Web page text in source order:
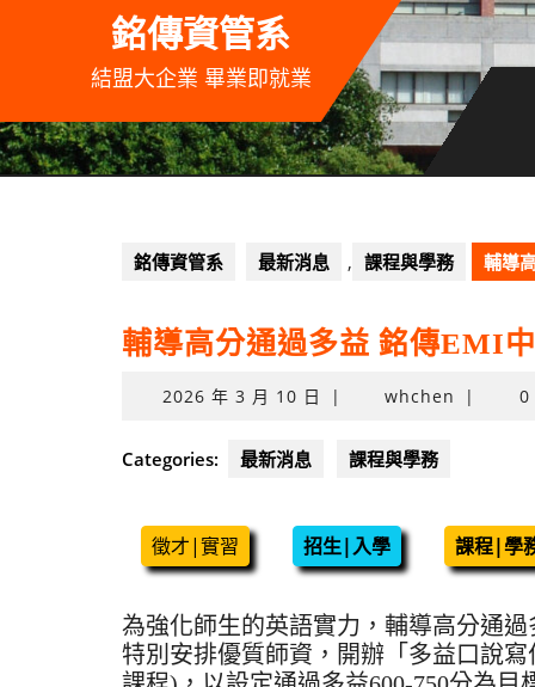
銘傳資管系
結盟大企業 畢業即就業
銘傳資管系 最新消息 , 課程與學務 輔導
輔導高分通過多益 銘傳EMI
2026 年 3 月 10 日 2026
日
| whchen | 0
Categories: 最新消息 課程與學務
徵才|實習 招生|入學 課程|學
為強化師生的英語實力，輔導高分通
特別安排優質師資，開辦「多益口說